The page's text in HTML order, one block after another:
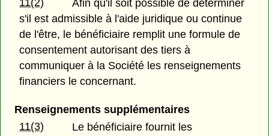
Afin qu'il soit possible de déterminer
s'il est admissible à l'aide juridique ou continue
de l'être, le bénéficiaire remplit une formule de
consentement autorisant des tiers à
communiquer à la Société les renseignements
financiers le concernant.
Renseignements supplémentaires
11(3)
Le bénéficiaire fournit les